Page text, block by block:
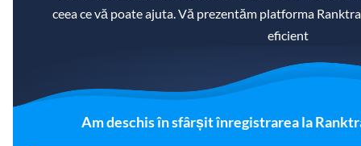
ceea ce vă poate ajuta. Vă prezentăm platforma
eficient
Am deschis în sfârșit înregistrarea la